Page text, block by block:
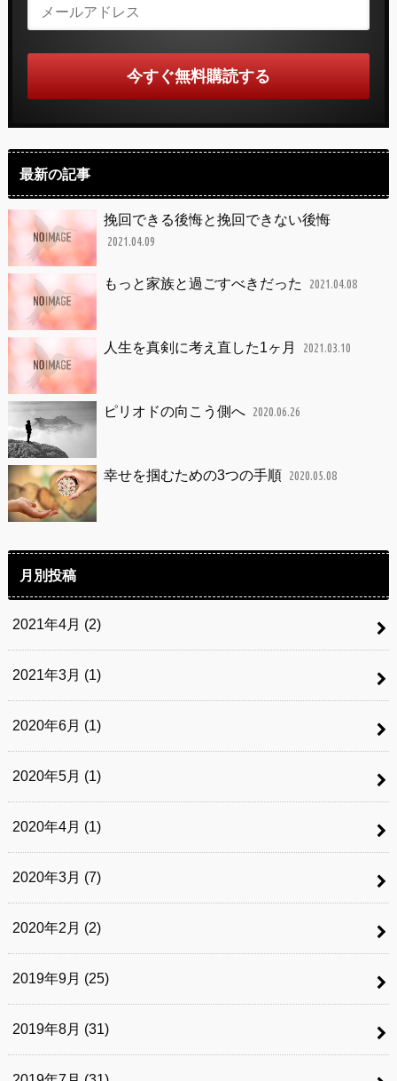
最新の記事
挽回できる後悔と挽回できない後悔
2021.04.09
もっと家族と過ごすべきだった 2021.04.08
人生を真剣に考え直した1ヶ月 2021.03.10
ピリオドの向こう側へ 2020.06.26
幸せを掴むための3つの手順 2020.05.08
月別投稿
2021年4月 (2)
2021年3月 (1)
2020年6月 (1)
2020年5月 (1)
2020年4月 (1)
2020年3月 (7)
2020年2月 (2)
2019年9月 (25)
2019年8月 (31)